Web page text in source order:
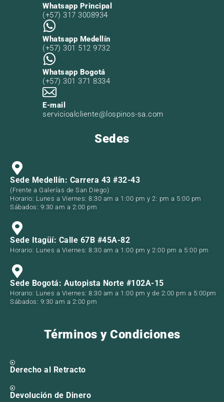
Whatsapp Principal
(+57) 317 3008934
Whatsapp Medellín
(+57) 301 512 9732
Whatsapp Bogotá
(+57) 301 371 8334
E-mail
servicioalcliente@lospinos-sa.com
Sedes
Sede Medellín: Carrera 43 #32-43
(Frente a Galerías de San Diego)
Horario: Lunes a Viernes: 8:30 am a 1:00 pm y 2: pm a 5:00 pm
Sábados: 9:30 am a 2:00 pm
Sede Itagüí: Calle 67B #45A-82
Horario: Lunes a Viernes: 8:30 am a 1:00 pm y 2:00 pm a 5:00 pm
Sede Bogotá: Autopista Norte #102A-15
Horario: Lunes a Viernes: 8:30 am a 1:00 pm y de 2:00 pm a 5:00pm
Sábados: 9:30 am a 2:00 pm
Términos y Condiciones
Derecho al Retracto
Devolución de Dinero